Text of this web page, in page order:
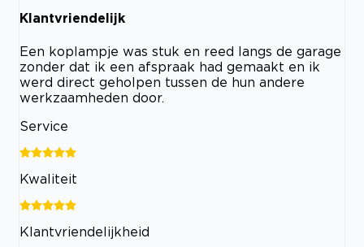
Klantvriendelijk
Een koplampje was stuk en reed langs de garage
zonder dat ik een afspraak had gemaakt en ik
werd direct geholpen tussen de hun andere
werkzaamheden door.
Service
Kwaliteit
Klantvriendelijkheid